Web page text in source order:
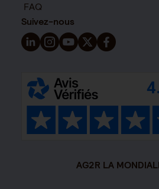
FAQ
Suivez-nous
Suivez-nous sur LinkedIn -
Suivez-nous sur Instagram
Suivez-nous sur
Suivez-nous sur X
Suivez-nous
AG2R LA